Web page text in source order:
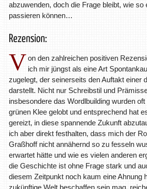
abzuwenden, doch die Frage bleibt, wie so
passieren können…
Rezension:
V on den zahlreichen positiven
ich mir jüngst als eine Art
zugelegt, der seinerseits den Auftakt einer
darstellt. Nicht nur Schreibstil und
insbesondere das Wordlbuilding wurden
grünen Klee gelobt und entsprechend hat
gereizt, in diese spannende Zukunft
ich aber direkt festhalten, dass mich der
Graßhoff nicht annähernd so zu fesseln
erwartet hätte und wie es vielen anderen
die Geschichte ist ohne Frage stark und
diesem Zeitpunkt noch kaum eine Ahnung